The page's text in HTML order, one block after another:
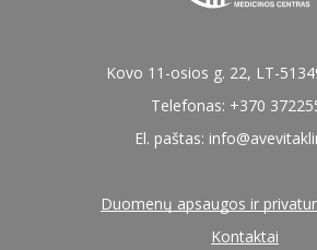
Kovo 11-osios g. 22, LT-
Telefonas: +370
El. paštas:
Duomenų apsaugos ir
Kontaktai